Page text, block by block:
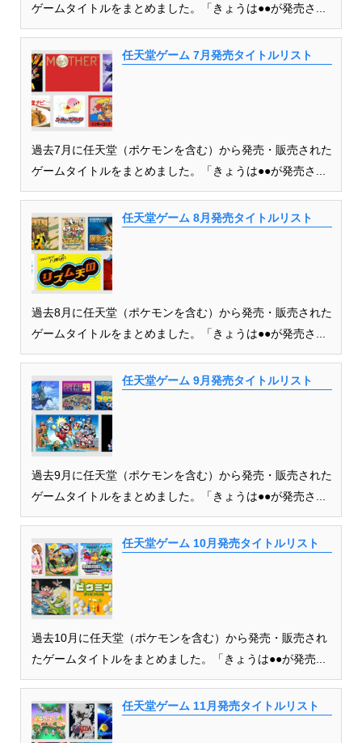
ゲームタイトルをまとめました。「きょうは●●が発売さ...
任天堂ゲーム 7月発売タイトルリスト
過去7月に任天堂（ポケモンを含む）から発売・販売された
ゲームタイトルをまとめました。「きょうは●●が発売さ...
任天堂ゲーム 8月発売タイトルリスト
過去8月に任天堂（ポケモンを含む）から発売・販売された
ゲームタイトルをまとめました。「きょうは●●が発売さ...
任天堂ゲーム 9月発売タイトルリスト
過去9月に任天堂（ポケモンを含む）から発売・販売された
ゲームタイトルをまとめました。「きょうは●●が発売さ...
任天堂ゲーム 10月発売タイトルリスト
過去10月に任天堂（ポケモンを含む）から発売・販売され
たゲームタイトルをまとめました。「きょうは●●が発売...
任天堂ゲーム 11月発売タイトルリスト